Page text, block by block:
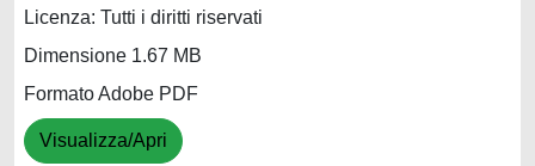
Licenza: Tutti i diritti riservati
Dimensione 1.67 MB
Formato Adobe PDF
Visualizza/Apri